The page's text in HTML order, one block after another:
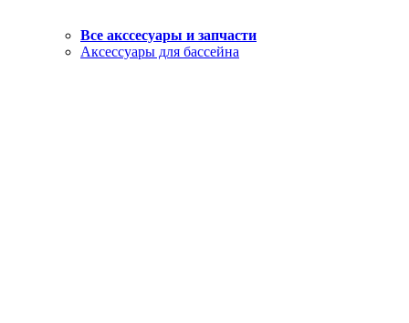
Все акссесуары и запчасти
Аксессуары для бассейна